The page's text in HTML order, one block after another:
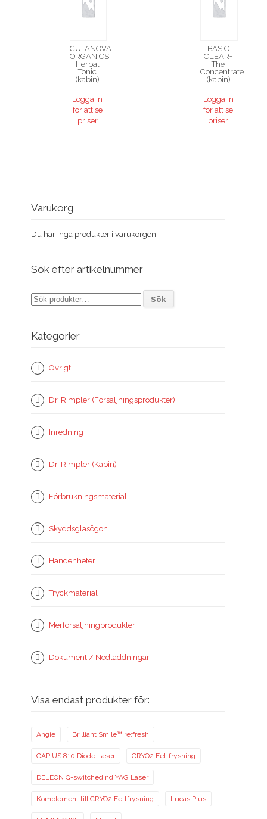
CUTANOVA
ORGANICS
Herbal
Tonic
(kabin)
Logga in
för att se
priser
BASIC
CLEAR+
The
Concentrate
(kabin)
Logga in
för att se
priser
Varukorg
Du har inga produkter i varukorgen.
Sök efter artikelnummer
Sök
efter:
Sök
Kategorier
Övrigt
Dr. Rimpler (Försäljningsprodukter)
Inredning
Dr. Rimpler (Kabin)
Förbrukningsmaterial
Skyddsglasögon
Handenheter
Tryckmaterial
Merförsäljningprodukter
Dokument / Nedladdningar
Visa endast produkter för:
Angie Brilliant Smile™ re:fresh
CAPIUS 810 Diode Laser CRYO2 Fettfrysning
DELEON Q-switched nd:YAG Laser
Komplement till CRYO2 Fettfrysning Lucas Plus